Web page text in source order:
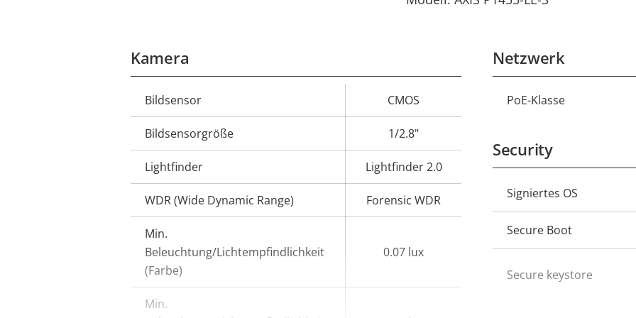
Kamera
Eigentumsbeschreibung Eigentumswert
Bildsensor CMOS
Bildsensorgröße 1/2.8"
Lightfinder Lightfinder 2.0
WDR (Wide Dynamic Range) Forensic WDR
Min.
Beleuchtung/Lichtempfindlichkeit
(Farbe)
0.07 lux
Min.
Netzwerk
PoE-Klasse
Security
Signiertes OS
Secure Boot
Secure keystore